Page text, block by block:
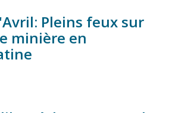
Pleins feux sur
minière en